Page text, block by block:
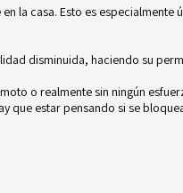
la casa. Esto es especialmente
disminuida, haciendo su
o realmente sin ningún
que estar pensando si se